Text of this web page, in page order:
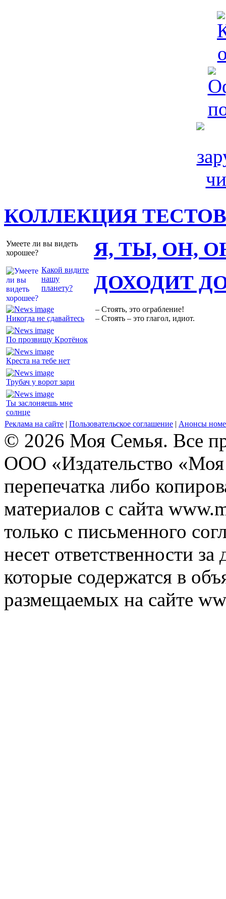
КОЛЛЕКЦИЯ ТЕСТОВ
Умеете ли вы видеть
хорошее?
Какой видите
нашу
планету?
Я, ТЫ, ОН,
Никогда не сдавайтесь
По прозвищу Кротёнок
Креста на тебе нет
Трубач у ворот зари
Ты заслоняешь мне
солнце
ДОХОДИТ
– Стоять, это ограбление!
– Стоять – это глагол, идиот.
Реклама на сайте | Пользовательское соглашение | Анонсы
© 2026 Моя Семья. Все
ООО «Издательство
перепечатка либо
материалов с сайта
только с письменного
несет ответственности
которые содержатся в
размещаемых на сайте